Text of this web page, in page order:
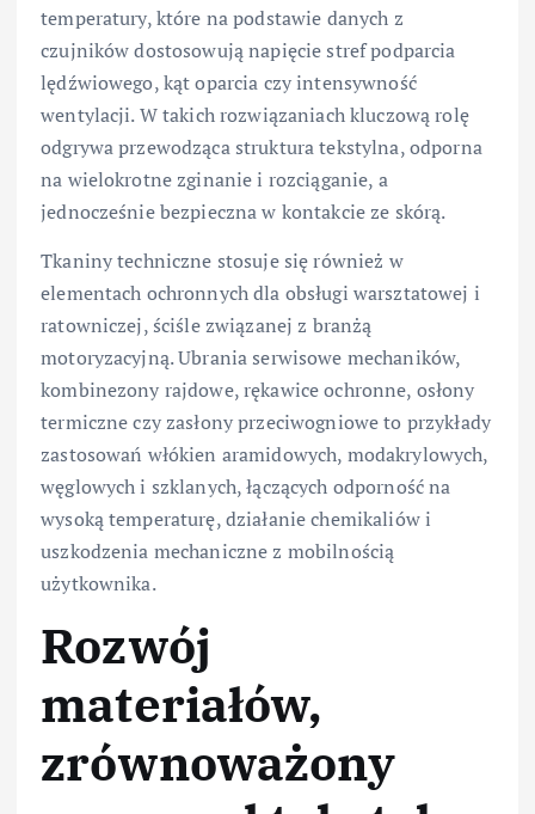
temperatury, które na podstawie danych z
czujników dostosowują napięcie stref podparcia
lędźwiowego, kąt oparcia czy intensywność
wentylacji. W takich rozwiązaniach kluczową rolę
odgrywa przewodząca struktura tekstylna, odporna
na wielokrotne zginanie i rozciąganie, a
jednocześnie bezpieczna w kontakcie ze skórą.
Tkaniny techniczne stosuje się również w
elementach ochronnych dla obsługi warsztatowej i
ratowniczej, ściśle związanej z branżą
motoryzacyjną. Ubrania serwisowe mechaników,
kombinezony rajdowe, rękawice ochronne, osłony
termiczne czy zasłony przeciwogniowe to przykłady
zastosowań włókien aramidowych, modakrylowych,
węglowych i szklanych, łączących odporność na
wysoką temperaturę, działanie chemikaliów i
uszkodzenia mechaniczne z mobilnością
użytkownika.
Rozwój
materiałów,
zrównoważony